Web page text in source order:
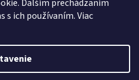
Ďalším prechádzaním
s ich používaním. Viac
Shoptet